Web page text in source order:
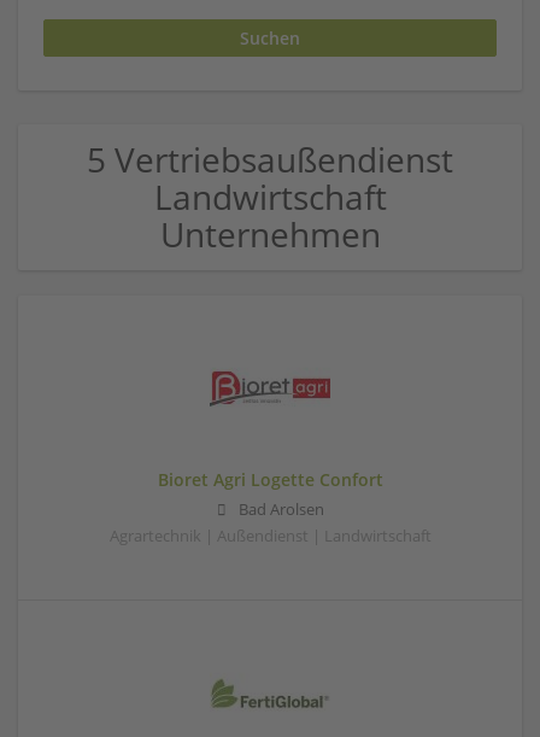
5 Vertriebsaußendienst
Landwirtschaft
Unternehmen
Bioret Agri Logette Confort
Bad Arolsen
Agrartechnik | Außendienst | Landwirtschaft